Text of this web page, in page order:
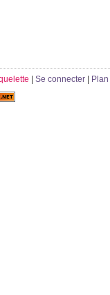
Se connecter
Plan